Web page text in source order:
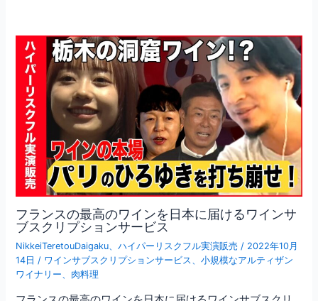
フランスの最高のワインを日本に届けるワインサ
ブスクリプションサービス
NikkeiTeretouDaigaku 、ハイパーリスクフル実演販売 / 2022年10月
14日 / ワインサブスクリプションサービス 、小規模なアルティザン
ワイナリー
肉料理